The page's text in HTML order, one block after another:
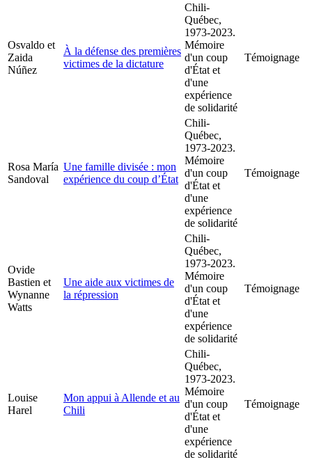
Osvaldo et
Zaida
Núñez
À la défense des premières
victimes de la dictature
Chili-
Québec,
1973-2023.
Mémoire
d'un coup
d'État et
d'une
expérience
de solidarité
Témoignage
Rosa María
Sandoval
Une famille divisée : mon
expérience du coup d’État
Chili-
Québec,
1973-2023.
Mémoire
d'un coup
d'État et
d'une
expérience
de solidarité
Témoignage
Ovide
Bastien et
Wynanne
Watts
Une aide aux victimes de
la répression
Chili-
Québec,
1973-2023.
Mémoire
d'un coup
d'État et
d'une
expérience
de solidarité
Témoignage
Louise
Harel
Mon appui à Allende et au
Chili
Chili-
Québec,
1973-2023.
Mémoire
d'un coup
d'État et
d'une
expérience
de solidarité
Témoignage